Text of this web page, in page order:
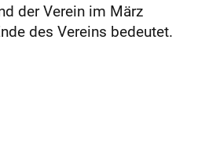
der Verein im März
des Vereins bedeutet.